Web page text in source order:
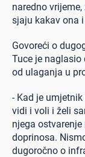
naredno
sjaju kakav ona
Govoreći o
Tuce je
od ulaganja u
- Kad je
vidi i voli i želi
njega
doprinosa.
dugoročno o